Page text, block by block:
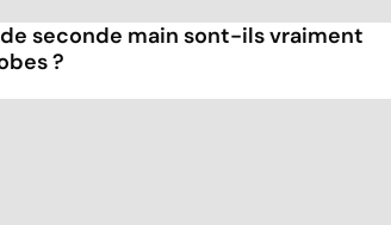
seconde main sont-ils vraiment
?